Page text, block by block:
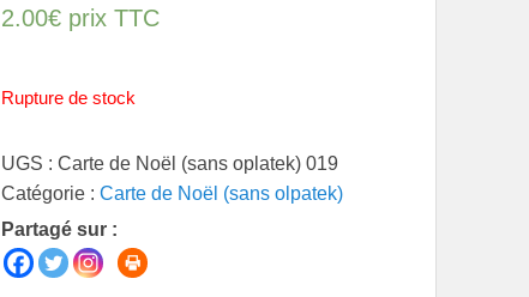
2.00€ prix TTC
Rupture de stock
UGS : Carte de Noël (sans oplatek) 019
Catégorie : Carte de Noël (sans olpatek)
Partagé sur :